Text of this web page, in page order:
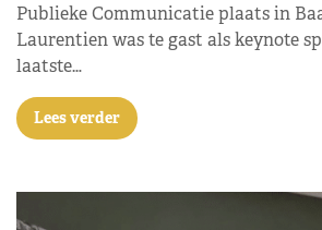
Publieke Communicatie plaats in
Laurentien was te gast als keynote
laatste…
Lees verder